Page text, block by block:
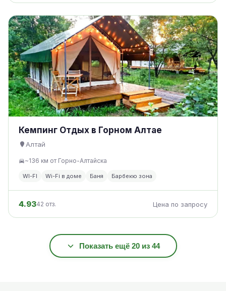
Кемпинг Отдых в Горном Алтае
Алтай
~136 км от Горно-Алтайска
WI-FI Wi-Fi в доме Баня Барбекю зона
4.9342 отз. Цена по запросу
Показать ещё 20 из 44